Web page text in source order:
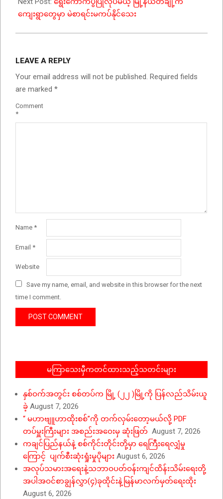
ကျေးရွာတွေမှာ မဲစာရင်းမကပ်နိုင်သေး
LEAVE A REPLY
Your email address will not be published. Required fields
are marked *
Comment
*
Name *
Email *
Website
Save my name, email, and website in this browser for the next
time I comment.
မကြာသေးမှီကတင်ထားသည့်သတင်းများ
နှစ်ဝက်အတွင်း စစ်တပ်က မြို့ (၂၂ )မြို့ကို ပြန်လည်သိမ်းယူ
ခဲ့ August 7, 2026
“ မဟာဗျူဟာထိုးစစ်”ကို တက်လှမ်းတော့မယ်လို့ PDF
တပ်မှူးကြီးများ အစည်းအဝေးမှ ဆုံးဖြတ် August 7, 2026
ကချင်ပြည်နယ်နဲ့ စစ်ကိုင်းတိုင်းတို့မှာ ရေကြီးရေလျှံမှု
ကြောင့် ပျက်စီးဆုံးရှုံးမှုပိုများ August 6, 2026
အလုပ်သမားအရေးနဲ့သဘာဝပတ်ဝန်းကျင်ထိန်းသိမ်းရေးတို့
အပါအဝင်စာချွန်လွှာ(၄)ခုထိုင်းနဲ့မြန်မာလက်မှတ်ရေးထိုး
August 6, 2026